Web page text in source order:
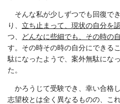
そんな私が少しずつでも回復で
り、 立ち止まって、現状の自分を
つ、
どんなに些細でも、その時の
す。その時その時の自分にできる
駄になったようで、案外無駄にな
た。
かろうじて受験でき、幸い合格
志望校とは全く異なるものの、こ